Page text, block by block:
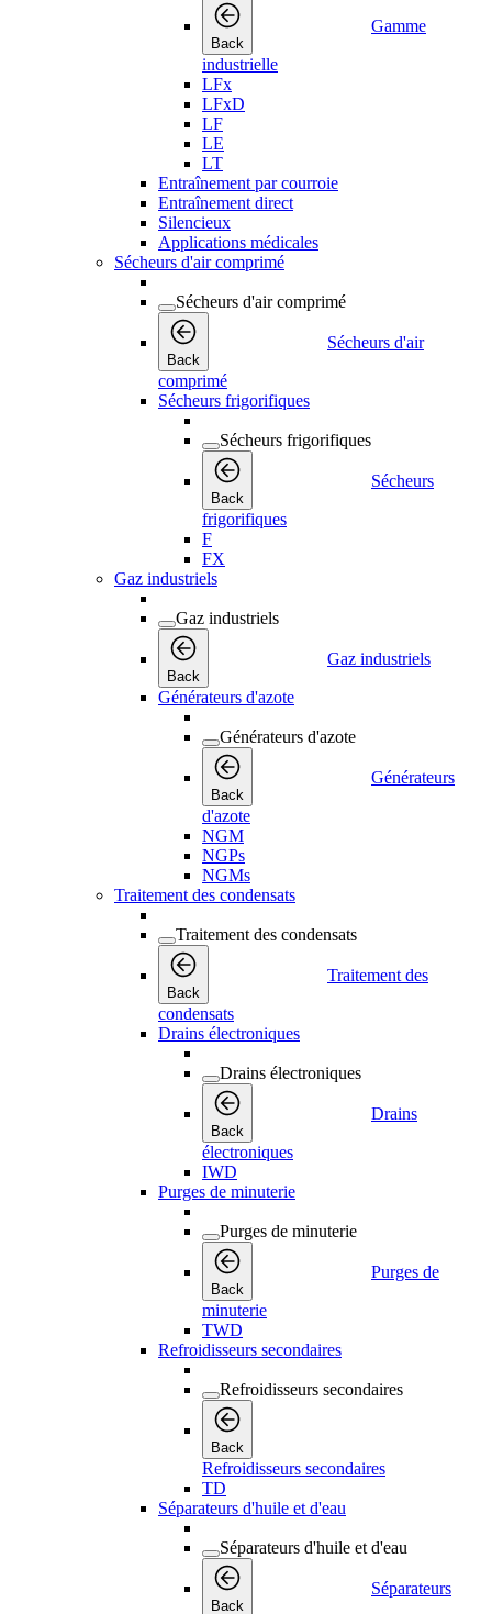
Back
Gamme
industrielle
LFx
LFxD
LF
LE
LT
Entraînement par courroie
Entraînement direct
Silencieux
Applications médicales
Sécheurs d'air comprimé
Sécheurs d'air comprimé
Back
Sécheurs d'air
comprimé
Sécheurs frigorifiques
Sécheurs frigorifiques
Back
Sécheurs
frigorifiques
F
FX
Gaz industriels
Gaz industriels
Back
Gaz industriels
Générateurs d'azote
Générateurs d'azote
Back
Générateurs
d'azote
NGM
NGPs
NGMs
Traitement des condensats
Traitement des condensats
Back
Traitement des
condensats
Drains électroniques
Drains électroniques
Back
Drains
électroniques
IWD
Purges de minuterie
Purges de minuterie
Back
Purges de
minuterie
TWD
Refroidisseurs secondaires
Refroidisseurs secondaires
Back
Refroidisseurs secondaires
TD
Séparateurs d'huile et d'eau
Séparateurs d'huile et d'eau
Back
Séparateurs